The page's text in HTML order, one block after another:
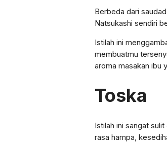
Berbeda dari
Natsukashi sendiri
Istilah ini
membuatmu
aroma masakan ibu
Toska
Istilah ini sangat
rasa hampa,